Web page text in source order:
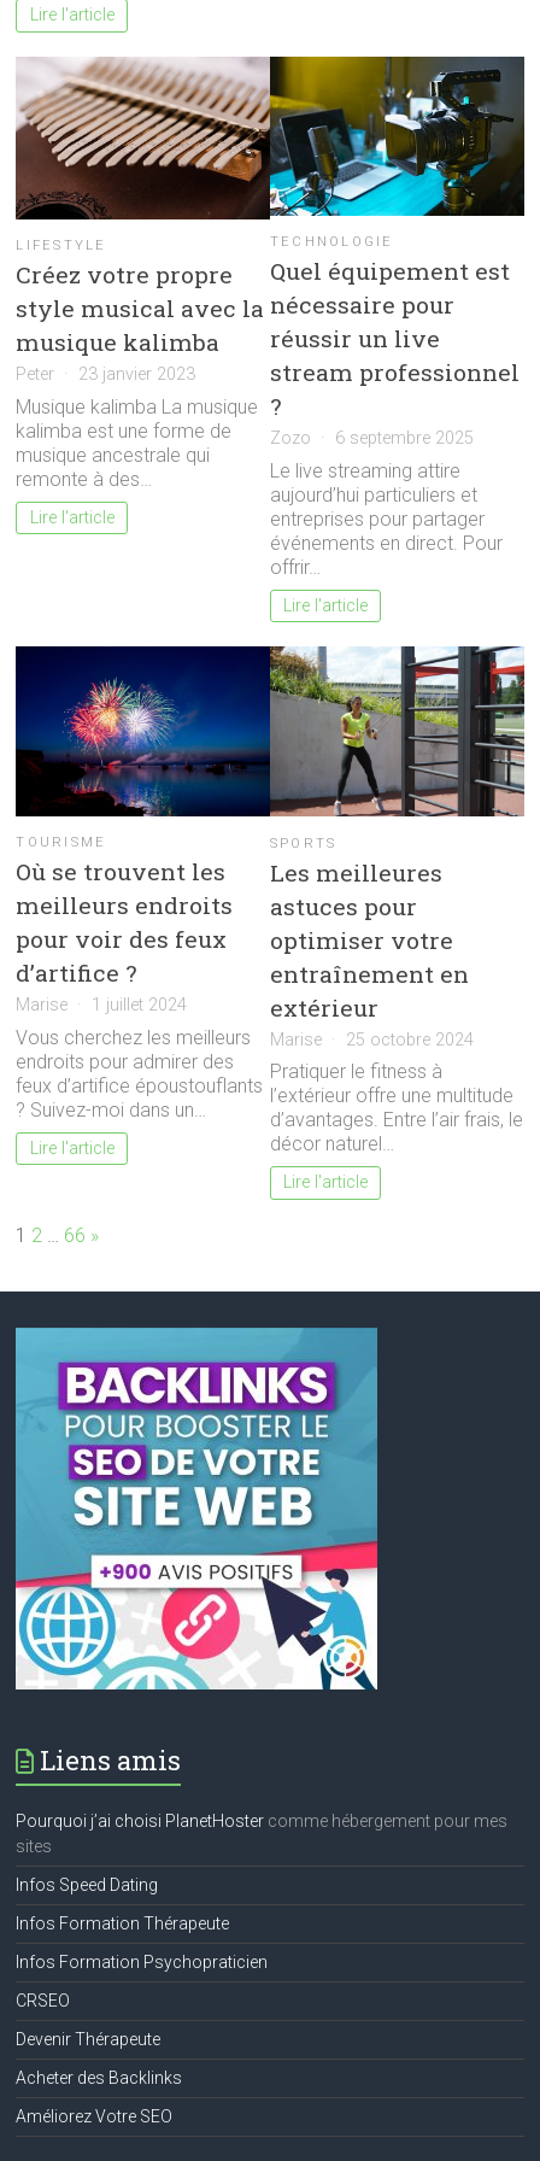
Lire l'article
LIFESTYLE
Créez votre propre
style musical avec la
musique kalimba
Peter 23 janvier 2023
Musique kalimba La musique
kalimba est une forme de
musique ancestrale qui
remonte à des…
Lire l'article
TECHNOLOGIE
Quel équipement est
nécessaire pour
réussir un live
stream professionnel
?
Zozo 6 septembre 2025
Le live streaming attire
aujourd’hui particuliers et
entreprises pour partager
événements en direct. Pour
offrir…
Lire l'article
TOURISME
Où se trouvent les
meilleurs endroits
pour voir des feux
d’artifice ?
Marise 1 juillet 2024
Vous cherchez les meilleurs
endroits pour admirer des
feux d’artifice époustouflants
? Suivez-moi dans un…
Lire l'article
SPORTS
Les meilleures
astuces pour
optimiser votre
entraînement en
extérieur
Marise 25 octobre 2024
Pratiquer le fitness à
l’extérieur offre une multitude
d’avantages. Entre l’air frais, le
décor naturel…
Lire l'article
Page:
1 2 … 66 Next
»
Liens amis
Pourquoi j’ai choisi PlanetHoster comme hébergement pour mes
sites
Infos Speed Dating
Infos Formation Thérapeute
Infos Formation Psychopraticien
CRSEO
Devenir Thérapeute
Acheter des Backlinks
Améliorez Votre SEO